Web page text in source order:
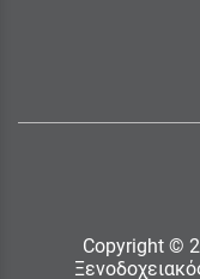
Copyright ©